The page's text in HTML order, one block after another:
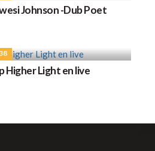
Johnson -Dub Poet
Higher Light en live